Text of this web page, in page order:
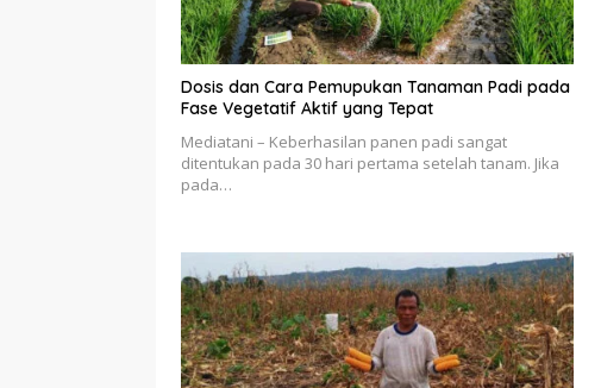
Dosis dan Cara Pemupukan Tanaman Padi pada
Fase Vegetatif Aktif yang Tepat
Mediatani – Keberhasilan panen padi sangat
ditentukan pada 30 hari pertama setelah tanam. Jika
pada…